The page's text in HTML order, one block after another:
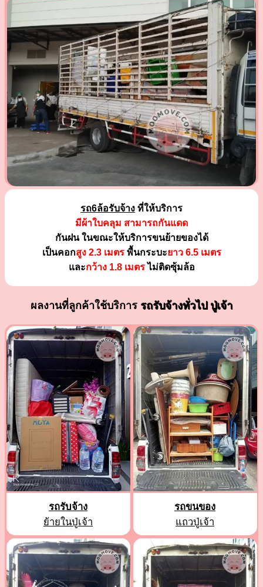
รถ6ล้อรับจ้าง ที่ให้บริการ
มีผ้าใบคลุม สามารถกันแดด
กันฝน ในขณะให้บริการขนย้ายของได้
เป็นคอกสูง 2.3 เมตรพื้นกระบะยาว 6.5 เมตร
และกว้าง 1.8 เมตรไม่ติดซุ้มล้อ
ผลงานที่ลูกค้าใช้บริการ รถรับจ้างทั่วไป ปู่เจ้า
รถรับจ้าง
ย้ายในปู่เจ้า
รถขนของ
แถวปู่เจ้า